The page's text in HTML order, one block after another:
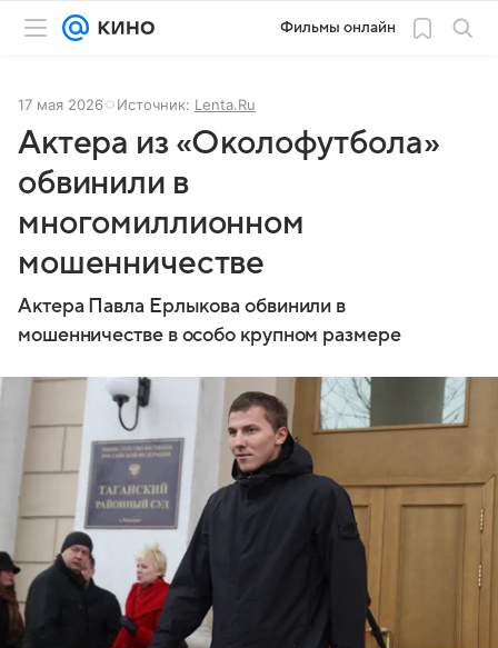
Фильмы онлайн
17 мая 2026 Источник: Lenta.Ru
Актера из «Околофутбола»
обвинили в
многомиллионном
мошенничестве
Актера Павла Ерлыкова обвинили в
мошенничестве в особо крупном размере